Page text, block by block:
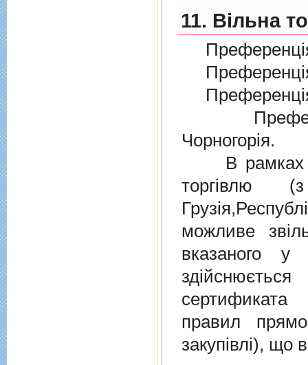
11. Вільна
Чорногорія.
В рамках
торгiвлю
можливе
вказаного у
правил
закупівлі), що